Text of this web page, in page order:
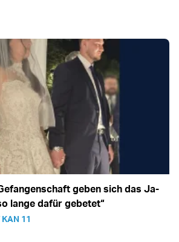
geben sich das Ja-
lange dafür gebetet“
11